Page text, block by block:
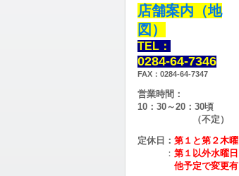
店舗案内（地
図）
TEL：
0284-64-7346
FAX：0284-64-7347
営業時間：
10：30～20：30頃
（不定）
定休日： 第１と第２木曜
： 第１以外水曜日
他予定で変更有